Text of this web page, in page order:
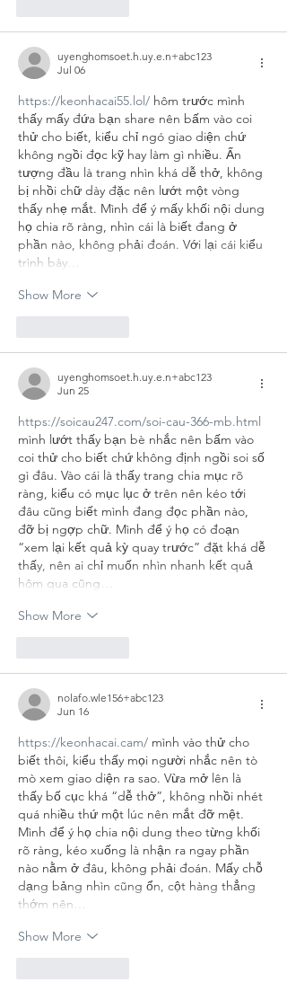
uyenghomsoet.h.uy.e.n+abc123
Jul 06
https://keonhacai55.lol/ hôm trước mình
thấy mấy đứa bạn share nên bấm vào coi
thử cho biết, kiểu chỉ ngó giao diện chứ
không ngồi đọc kỹ hay làm gì nhiều. Ấn
tượng đầu là trang nhìn khá dễ thở, không
bị nhồi chữ dày đặc nên lướt một vòng
thấy nhẹ mắt. Mình để ý mấy khối nội dung
họ chia rõ ràng, nhìn cái là biết đang ở
phần nào, không phải đoán. Với lại cái kiểu
trình bày…
Show More
uyenghomsoet.h.uy.e.n+abc123
Jun 25
https://soicau247.com/soi-cau-366-mb.html
mình lướt thấy bạn bè nhắc nên bấm vào
coi thử cho biết chứ không định ngồi soi số
gì đâu. Vào cái là thấy trang chia mục rõ
ràng, kiểu có mục lục ở trên nên kéo tới
đâu cũng biết mình đang đọc phần nào,
đỡ bị ngợp chữ. Mình để ý họ có đoạn
“xem lại kết quả kỳ quay trước” đặt khá dễ
thấy, nên ai chỉ muốn nhìn nhanh kết quả
hôm qua cũng…
Show More
nolafo.wle156+abc123
Jun 16
https://keonhacai.cam/ mình vào thử cho
biết thôi, kiểu thấy mọi người nhắc nên tò
mò xem giao diện ra sao. Vừa mở lên là
thấy bố cục khá “dễ thở”, không nhồi nhét
quá nhiều thứ một lúc nên mắt đỡ mệt.
Mình để ý họ chia nội dung theo từng khối
rõ ràng, kéo xuống là nhận ra ngay phần
nào nằm ở đâu, không phải đoán. Mấy chỗ
dạng bảng nhìn cũng ổn, cột hàng thẳng
thớm nên…
Show More